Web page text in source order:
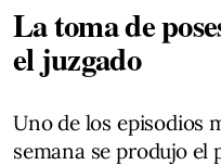
La toma de
el juzgado
Uno de los episodios
semana se produjo el